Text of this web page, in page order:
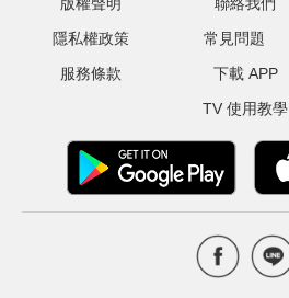
隱私權政策
服務條款
常見問題
下載 APP
TV 使用教學